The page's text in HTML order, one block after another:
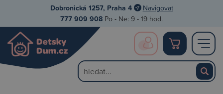
Dobronická 1257, Praha 4 Navigovat
777 909 908 Po - Ne: 9 - 19 hod.